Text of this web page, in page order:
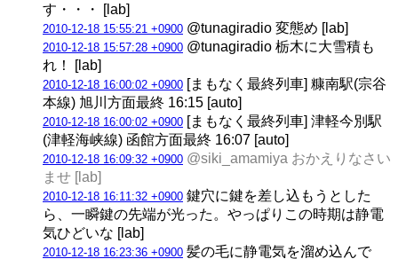
す・・・ [lab]
2010-12-18 15:55:21 +0900 @tunagiradio 変態め [lab]
2010-12-18 15:57:28 +0900 @tunagiradio 栃木に大雪積も
れ！ [lab]
2010-12-18 16:00:02 +0900 [まもなく最終列車] 糠南駅(宗谷
本線) 旭川方面最終 16:15 [auto]
2010-12-18 16:00:02 +0900 [まもなく最終列車] 津軽今別駅
(津軽海峡線) 函館方面最終 16:07 [auto]
2010-12-18 16:09:32 +0900 @siki_amamiya おかえりなさい
ませ [lab]
2010-12-18 16:11:32 +0900 鍵穴に鍵を差し込もうとした
ら、一瞬鍵の先端が光った。やっぱりこの時期は静電
気ひどいな [lab]
2010-12-18 16:23:36 +0900 髪の毛に静電気を溜め込んで